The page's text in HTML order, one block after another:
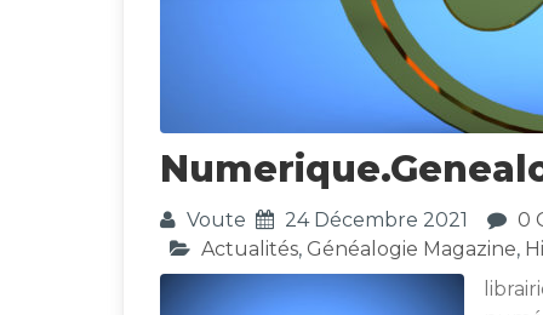
Voute 24 Décembre 2021
0
Actualités, Généalogie Magazine,